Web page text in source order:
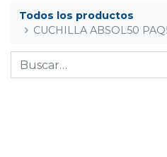
Todos los productos
CUCHILLA ABSOL50